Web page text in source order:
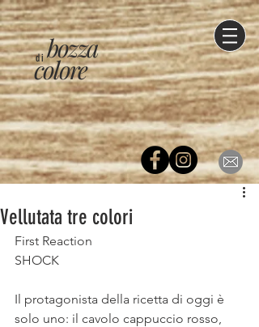
di
colore
bozza
Vellutata tre colori
First Reaction
SHOCK
Il protagonista della ricetta di oggi è
solo uno: il cavolo cappuccio rosso,